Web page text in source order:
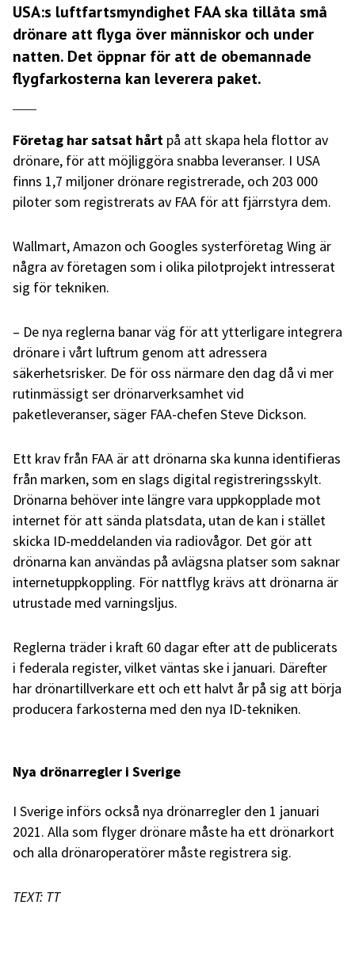
USA:s luftfartsmyndighet FAA ska tillåta små
drönare att flyga över människor och under
natten. Det öppnar för att de obemannade
flygfarkosterna kan leverera paket.
Företag har satsat hårt på att skapa hela flottor av
drönare, för att möjliggöra snabba leveranser. I USA
finns 1,7 miljoner drönare registrerade, och 203 000
piloter som registrerats av FAA för att fjärrstyra dem.
Wallmart, Amazon och Googles systerföretag Wing är
några av företagen som i olika pilotprojekt intresserat
sig för tekniken.
– De nya reglerna banar väg för att ytterligare integrera
drönare i vårt luftrum genom att adressera
säkerhetsrisker. De för oss närmare den dag då vi mer
rutinmässigt ser drönarverksamhet vid
paketleveranser, säger FAA-chefen Steve Dickson.
Ett krav från FAA är att drönarna ska kunna identifieras
från marken, som en slags digital registreringsskylt.
Drönarna behöver inte längre vara uppkopplade mot
internet för att sända platsdata, utan de kan i stället
skicka ID-meddelanden via radiovågor. Det gör att
drönarna kan användas på avlägsna platser som saknar
internetuppkoppling. För nattflyg krävs att drönarna är
utrustade med varningsljus.
Reglerna träder i kraft 60 dagar efter att de publicerats
i federala register, vilket väntas ske i januari. Därefter
har drönartillverkare ett och ett halvt år på sig att börja
producera farkosterna med den nya ID-tekniken.
Nya drönarregler i Sverige
I Sverige införs också nya drönarregler den 1 januari
2021. Alla som flyger drönare måste ha ett drönarkort
och alla drönaroperatörer måste registrera sig.
TEXT: TT